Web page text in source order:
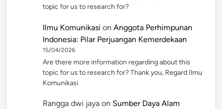
topic for us to research for?
Ilmu Komunikasi on Anggota Perhimpunan
Indonesia: Pilar Perjuangan Kemerdekaan
15/04/2026
Are there more information regarding about this
topic for us to research for? Thank you, Regard Ilmu
Komunikasi
Rangga dwi jaya on Sumber Daya Alam